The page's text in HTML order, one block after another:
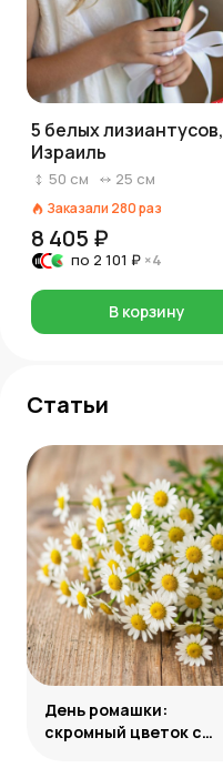
5 белых лизиантусов,
Израиль
50 см 25 см
Заказали 280раз
8 405 ₽
по 2 101 ₽ ×4
В корзину
Статьи
День ромашки:
скромный цветок с